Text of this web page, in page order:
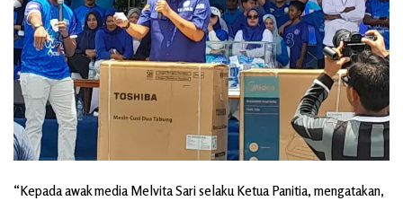
“Kepada awak media Melvita Sari selaku Ketua Panitia, mengatakan,